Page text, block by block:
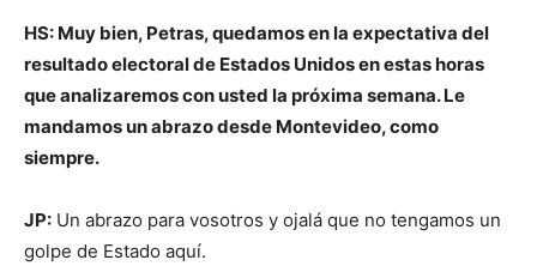
HS: Muy bien, Petras, quedamos en la expectativa del
resultado electoral de Estados Unidos en estas horas
que analizaremos con usted la próxima semana. Le
mandamos un abrazo desde Montevideo, como
siempre.
JP: Un abrazo para vosotros y ojalá que no tengamos un
golpe de Estado aquí.